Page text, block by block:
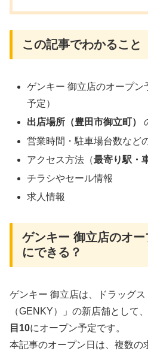
この記事でわかること
ゲンキー 御立店のオープン
予定）
出店場所（豊田市御立町）
営業時間・駐車場台数など
アクセス方法（最寄り駅・
チラシやセール情報
求人情報
ゲンキー 御立店のオ
にできる？
ゲンキー 御立店は、ドラッグ
（GENKY）」の新店舗として、
目10にオープン予定です。
本記事のオープン日は、複数の